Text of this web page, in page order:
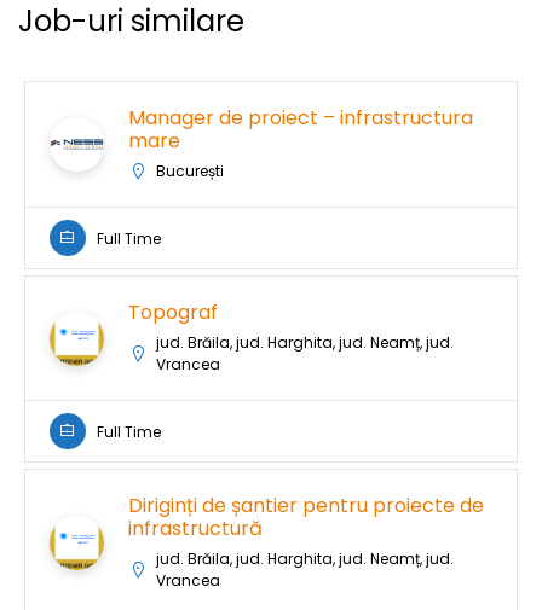
Job-uri similare
Manager de proiect – infrastructura
mare
București
Full Time
Topograf
jud. Brăila, jud. Harghita, jud. Neamț, jud.
Vrancea
Full Time
Diriginți de șantier pentru proiecte de
infrastructură
jud. Brăila, jud. Harghita, jud. Neamț, jud.
Vrancea